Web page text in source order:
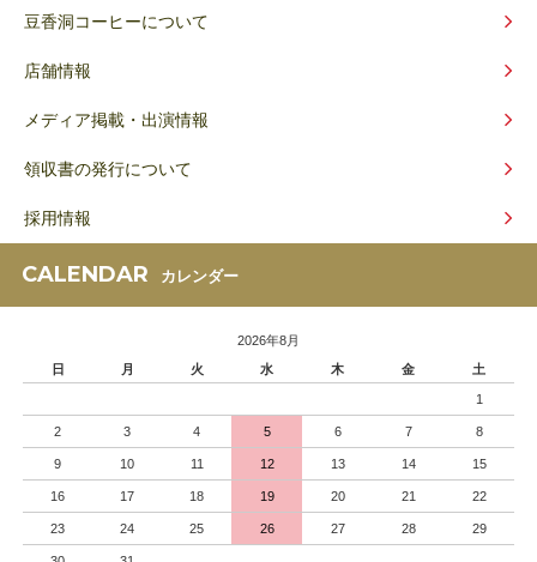
豆香洞コーヒーについて
店舗情報
メディア掲載・出演情報
領収書の発行について
採用情報
CALENDAR カレンダー
2026年8月
日
月 火 水 木 金 土
1
2 3 4 5 6 7 8
9 10 11 12 13 14 15
16 17 18 19 20 21 22
23 24 25 26 27 28 29